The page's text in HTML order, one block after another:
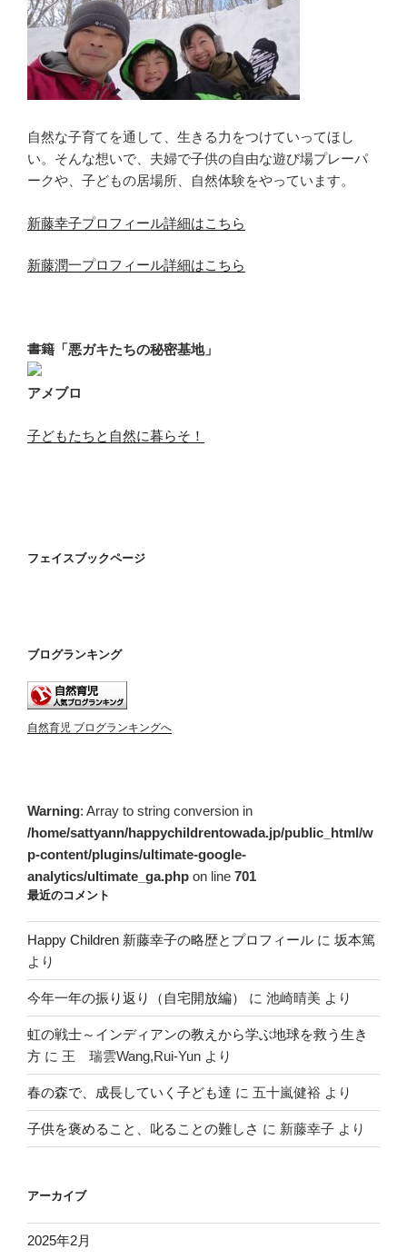
自然な子育てを通して、生きる力をつけていってほし
い。そんな想いで、夫婦で子供の自由な遊び場プレーパ
ークや、子どもの居場所、自然体験をやっています。
新藤幸子プロフィール詳細はこちら
新藤潤一プロフィール詳細はこちら
書籍「悪ガキたちの秘密基地」
アメブロ
子どもたちと自然に暮らそ！
フェイスブックページ
ブログランキング
自然育児 ブログランキングへ
Warning: Array to string conversion in
/home/sattyann/happychildrentowada.jp/public_html/w
p-content/plugins/ultimate-google-
analytics/ultimate_ga.php on line 701
最近のコメント
Happy Children 新藤幸子の略歴とプロフィール に 坂本篤
より
今年一年の振り返り（自宅開放編） に 池崎晴美 より
虹の戦士～インディアンの教えから学ぶ地球を救う生き
方 に 王 瑞雲Wang,Rui-Yun より
春の森で、成長していく子ども達 に 五十嵐健裕 より
子供を褒めること、叱ることの難しさ に 新藤幸子 より
アーカイブ
2025年2月